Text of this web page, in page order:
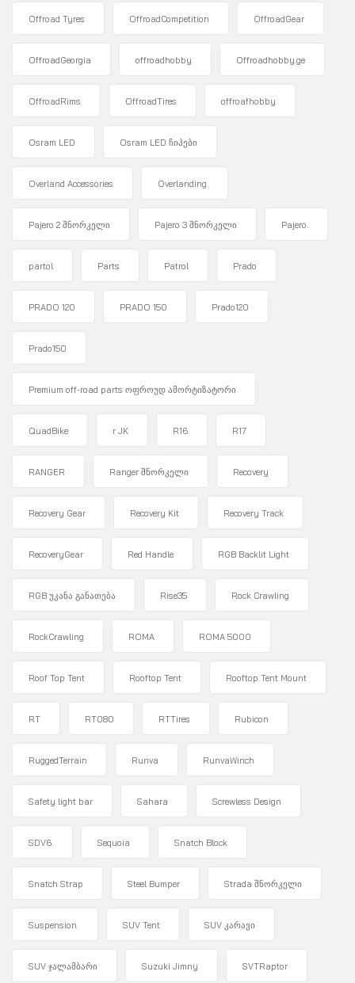
Offroad Tyres OffroadCompetition OffroadGear
OffroadGeorgia offroadhobby Offroadhobby.ge
OffroadRims OffroadTires offroafhobby
Osram LED Osram LED ჩიპები
Overland Accessories Overlanding.
Pajero 2 შნორკელი Pajero 3 შნორკელი Pajero.
partol Parts Patrol Prado
PRADO 120 PRADO 150 Prado120
Prado150
Premium off-road parts ოფროუდ ამორტიზატორი
QuadBike r JK R16 R17
RANGER Ranger შნორკელი Recovery
Recovery Gear Recovery Kit Recovery Track
RecoveryGear Red Handle RGB Backlit Light
RGB უკანა განათება Rise35 Rock Crawling
RockCrawling ROMA ROMA 5000
Roof Top Tent Rooftop Tent Rooftop Tent Mount
RT RT080 RTTires Rubicon
RuggedTerrain Runva RunvaWinch
Safety light bar Sahara Screwless Design
SDV6. Sequoia Snatch Block
Snatch Strap Steel Bumper Strada შნორკელი
Suspension. SUV Tent SUV კარავი
SUV ჯალამბარი Suzuki Jimny SVTRaptor